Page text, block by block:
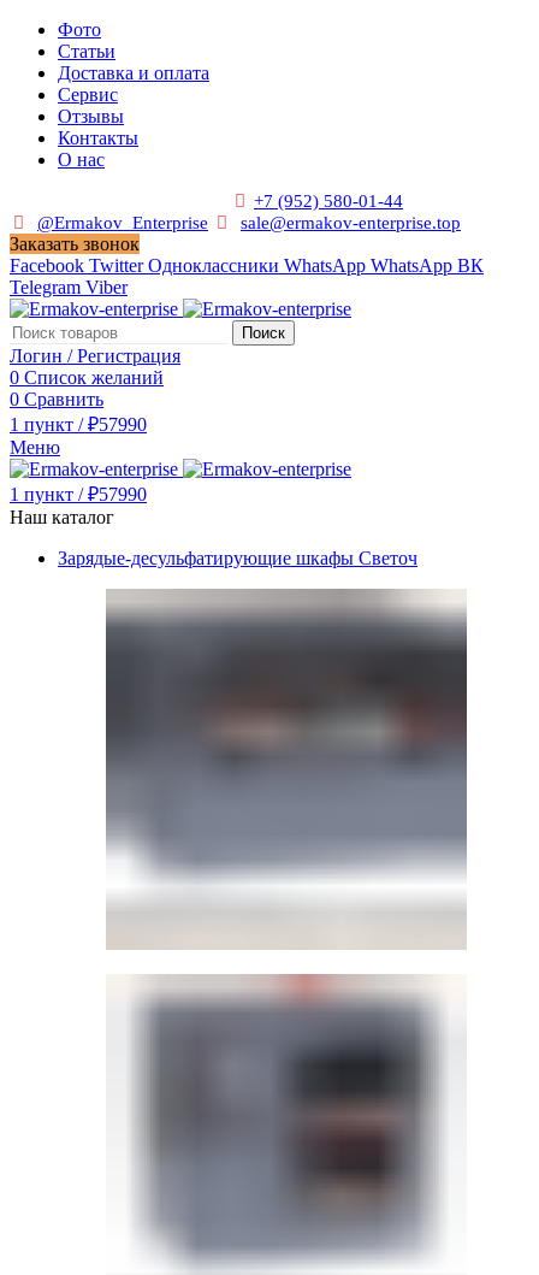
Фото
Статьи
Доставка и оплата
Сервис
Отзывы
Контакты
О нас
+7 (952) 580-01-44
@Ermakov_Enterprise
sale@ermakov-enterprise.top
Заказать звонок
Facebook Twitter Одноклассники WhatsApp WhatsApp ВК
Telegram Viber
Поиск
Логин / Регистрация
0 Список желаний
0 Сравнить
1 пункт / ₽57990
Меню
1 пункт / ₽57990
Наш каталог
Зарядые-десульфатирующие шкафы Светоч